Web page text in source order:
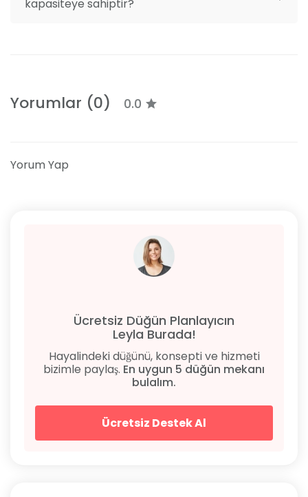
kapasiteye sahiptir?
Yorumlar (0) 0.0
Yorum Yap
Ücretsiz Düğün Planlayıcın
Leyla Burada!
Hayalindeki düğünü, konsepti ve hizmeti
bizimle paylaş. En uygun 5 düğün mekanı
bulalım.
Ücretsiz Destek Al